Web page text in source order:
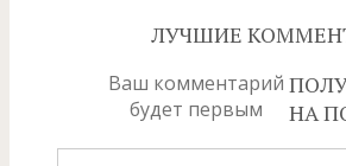
ЛУЧШИЕ
Ваш комментарий
будет первым
НА